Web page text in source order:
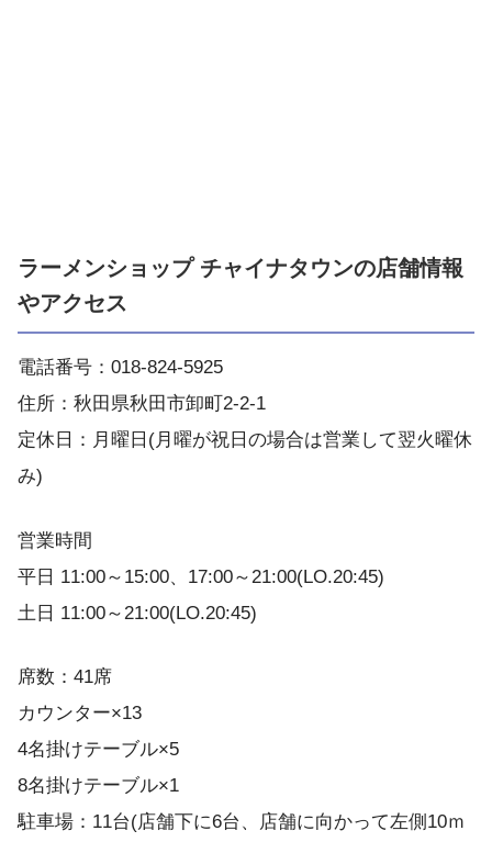
ラーメンショップ チャイナタウンの店舗情報
やアクセス
電話番号：018-824-5925
住所：秋田県秋田市卸町2-2-1
定休日：月曜日(月曜が祝日の場合は営業して翌火曜休
み)
営業時間
平日 11:00～15:00、17:00～21:00(LO.20:45)
土日 11:00～21:00(LO.20:45)
席数：41席
カウンター×13
4名掛けテーブル×5
8名掛けテーブル×1
駐車場：11台(店舗下に6台、店舗に向かって左側10ｍ